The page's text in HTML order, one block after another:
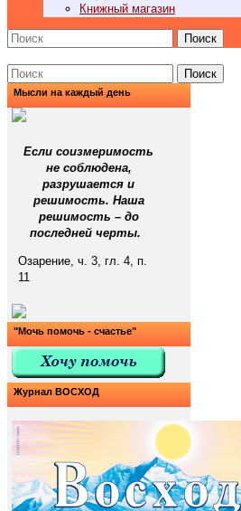
Книжный магазин
Поиск
Поиск
Мысли на каждый день
Если соизмеримость
не соблюдена,
разрушается и
решимость. Наша
решимость – до
последней черты.
Озарение, ч. 3, гл. 4, п.
11
"Мочь помочь - счастье"
Журнал ВОСХОД